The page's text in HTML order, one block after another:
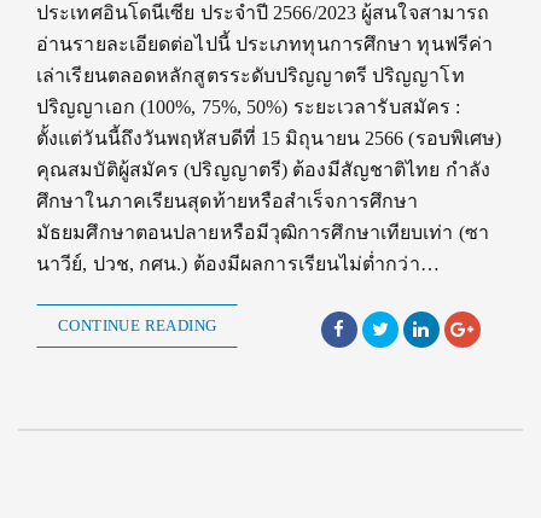
ประเทศอินโดนีเซีย ประจำปี 2566/2023 ผู้สนใจสามารถ
อ่านรายละเอียดต่อไปนี้ ประเภททุนการศึกษา ทุนฟรีค่า
เล่าเรียนตลอดหลักสูตรระดับปริญญาตรี ปริญญาโท
ปริญญาเอก (100%, 75%, 50%) ระยะเวลารับสมัคร :
ตั้งแต่วันนี้ถึงวันพฤหัสบดีที่ 15 มิถุนายน 2566 (รอบพิเศษ)
คุณสมบัติผู้สมัคร (ปริญญาตรี) ต้องมีสัญชาติไทย กำลัง
ศึกษาในภาคเรียนสุดท้ายหรือสำเร็จการศึกษา
มัธยมศึกษาตอนปลายหรือมีวุฒิการศึกษาเทียบเท่า (ซา
นาวีย์, ปวช, กศน.) ต้องมีผลการเรียนไม่ต่ำกว่า…
CONTINUE READING